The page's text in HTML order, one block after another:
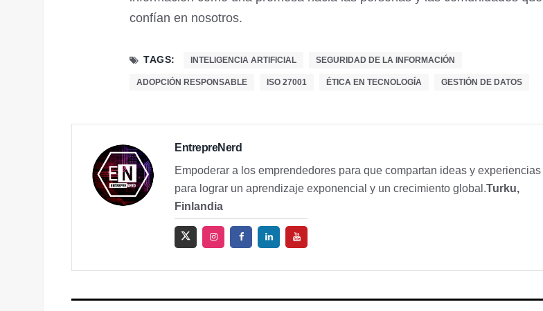
confían en nosotros.
TAGS: INTELIGENCIA ARTIFICIAL SEGURIDAD DE LA INFORMACIÓN
ADOPCIÓN RESPONSABLE ISO 27001 ÉTICA EN TECNOLOGÍA GESTIÓN DE DATOS
EntrepreNerd
Empoderar a los emprendedores para que compartan ideas y experiencias
para lograr un aprendizaje exponencial y un crecimiento global.Turku,
Finlandia